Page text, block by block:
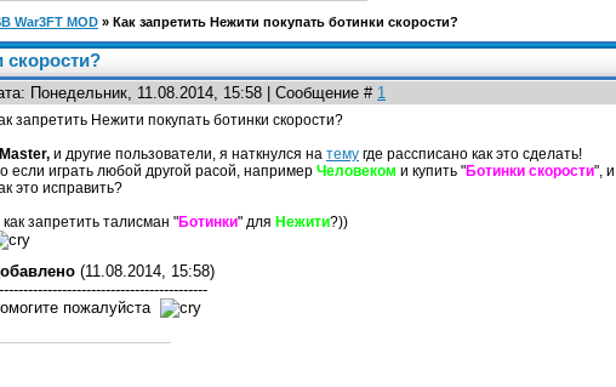
War3FT MOD » Как запретить Нежити покупать ботинки скорости?
скорости?
Понедельник, 11.08.2014, 15:58 | Сообщение # 1
запретить Нежити покупать ботинки скорости?
и другие пользователи, я наткнулся на тему где рассписано как это сделать!
если играть любой другой расой, например Человеком и купить "Ботинки скорости",
это исправить?
как запретить талисман "Ботинки" для Нежити?))
(11.08.2014, 15:58)
пожалуйста